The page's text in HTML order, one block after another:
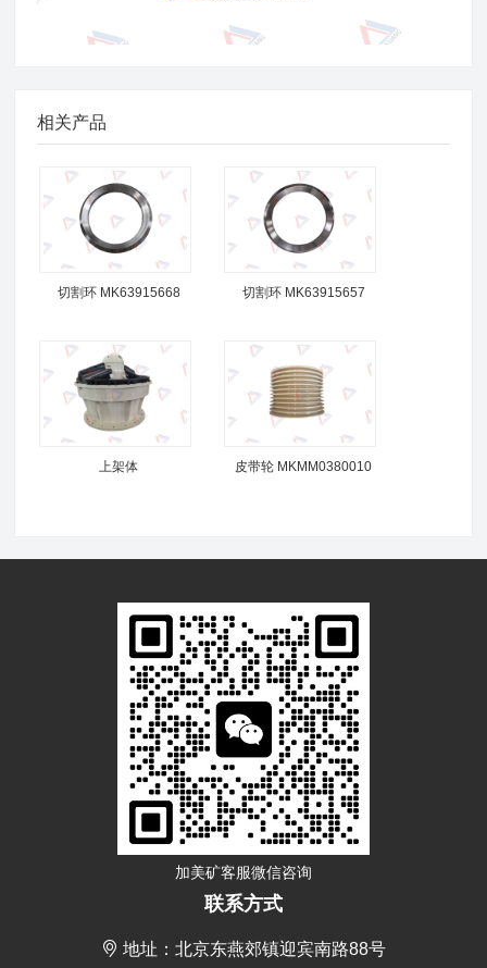
相关产品
切割环 MK63915668 切割环 MK63915657
上架体 皮带轮 MKMM0380010
联系方式
地址：北京东燕郊镇迎宾南路88号
加美矿客服微信咨询